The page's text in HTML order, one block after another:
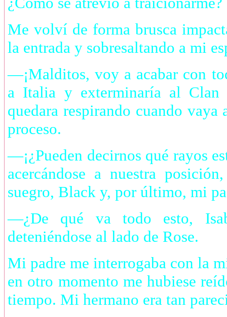
Me volví de forma brusca
la entrada y sobresaltando a mi
—¡Malditos, voy a acabar con
a Italia y exterminaría al Clan
quedara respirando cuando
proceso.
—¡¿Pueden decirnos qué rayos
acercándose a nuestra
suegro, Black y, por último, mi
—¿De qué va todo esto,
deteniéndose al lado de Rose.
Mi padre me interrogaba con la
en otro momento me hubiese
tiempo. Mi hermano era tan